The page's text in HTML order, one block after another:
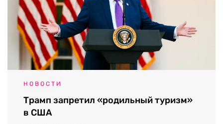
НОВОСТИ
Трамп запретил «родильный туризм»
в США